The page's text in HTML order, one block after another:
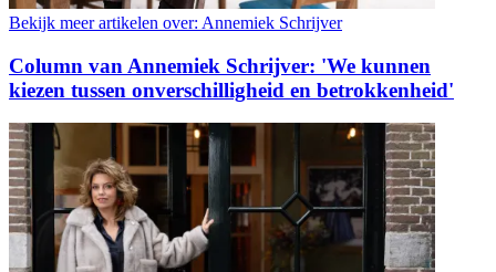
Bekijk meer artikelen over: Annemiek Schrijver
Column van Annemiek Schrijver: 'We kunnen
kiezen tussen onverschilligheid en betrokkenheid'